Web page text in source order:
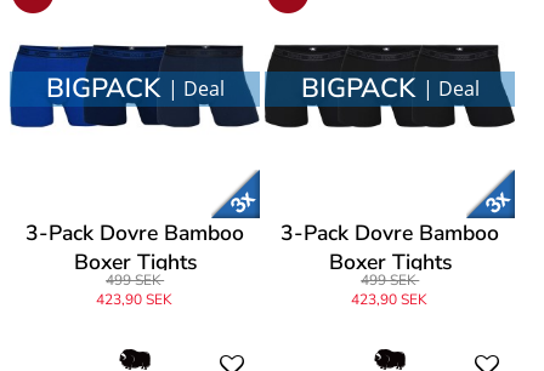
BIGPACK | Deal
3-Pack Dovre Bamboo
Boxer Tights
499 SEK
423,90 SEK
BIGPACK | Deal
3-Pack Dovre Bamboo
Boxer Tights
499 SEK
423,90 SEK